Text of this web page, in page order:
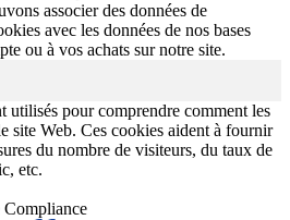
associer des données de
avec les données de nos bases
ou à vos achats sur notre site.
utilisés pour comprendre comment les
site Web. Ces cookies aident à fournir
du nombre de visiteurs, du taux de
etc.